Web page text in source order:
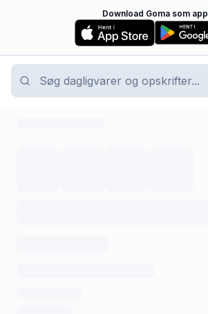
Download Goma som app